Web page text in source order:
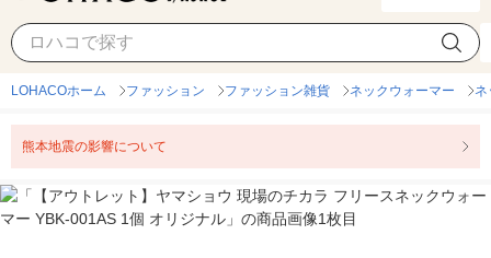
LOHACOホーム ファッション ファッション雑貨 ネックウォーマー ネ
熊本地震の影響について